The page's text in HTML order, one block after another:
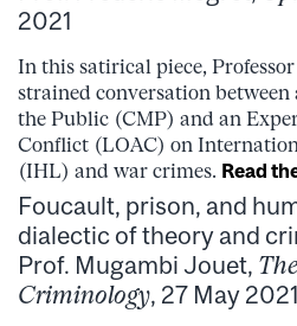
2021
In this satirical piece,
strained conversation between
the Public (CMP) and an
Conflict (LOAC) on
(IHL) and war crimes. Read
Foucault, prison, and
dialectic of theory and
Prof. Mugambi Jouet,
Criminology, 27 May 2021